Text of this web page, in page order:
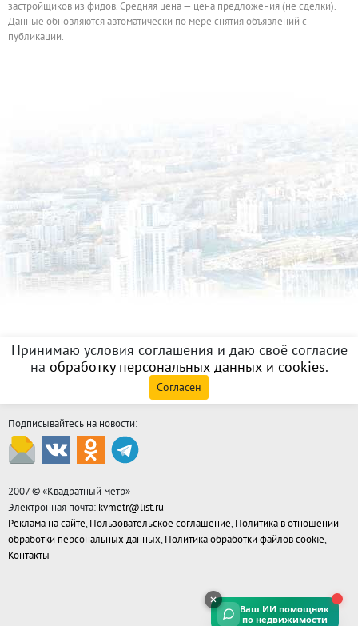
застройщиков из фидов. Средняя цена — цена предложения (не сделки).
Данные обновляются автоматически по мере снятия объявлений с
публикации.
Принимаю условия соглашения и даю своё согласие
на обработку персональных данных и cookies.
Согласен
Подписывайтесь на новости:
2007 © «Квадратный метр»
Электронная почта: kvmetr@list.ru
Реклама на сайте, Пользовательское соглашение, Политика в отношении
обработки персональных данных, Политика обработки файлов cookie,
Контакты
Ваш ИИ помощник
по недвижимости